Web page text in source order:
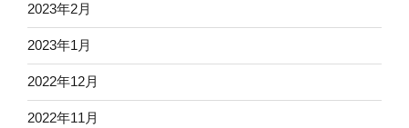
2023年2月
2023年1月
2022年12月
2022年11月